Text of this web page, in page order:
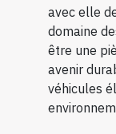
avec elle
domaine
être une
avenir
véhicules